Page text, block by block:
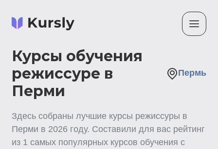
Курсы обучения
режиссуре в
Перми
Пермь
Здесь собраны лучшие курсы режиссуры в
Перми в 2026 году. Составили для вас рейтинг
из 1 самых популярных курсов обучения с